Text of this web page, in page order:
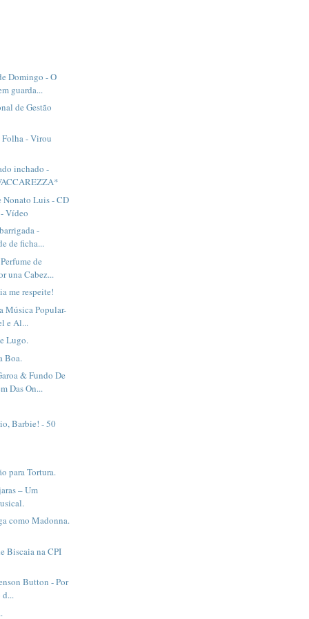
Domingo - O
guarda...
de Gestão
Folha - Virou
inchado -
Nonato Luis - CD
Vídeo
-
de ficha...
de
una Cabez...
me respeite!
Música Popular-
e Al...
Lugo.
Boa.
& Fundo De
Das On...
Barbie! - 50
para Tortura.
– Um
como Madonna.
Biscaia na CPI
Button - Por
d...